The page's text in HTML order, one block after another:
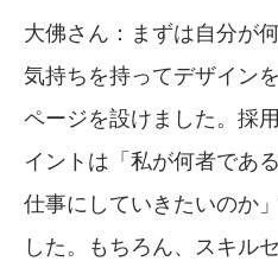
大佛さん：まずは自分が
気持ちを持ってデザイン
ページを設けました。採
イントは「私が何者であ
仕事にしていきたいのか
した。もちろん、スキル